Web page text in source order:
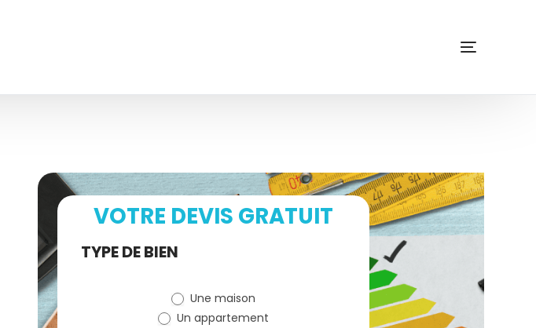
VOTRE DEVIS GRATUIT
Demande
TYPE DE BIEN
Une maison
Un appartement